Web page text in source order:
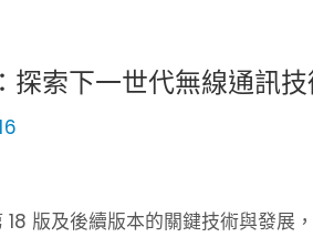
索下一世代無線通訊技
版及後續版本的關鍵技術與發展